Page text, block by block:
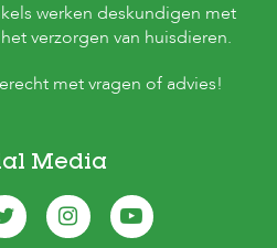
werken deskundigen met
verzorgen van huisdieren.
met vragen of advies!
Media